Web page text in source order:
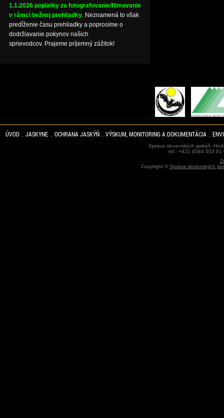
1.1.2026 poplatky za fotografovanie/filmovanie
v rámci bežnej prehliadky. Neznamená to však
predĺženie času prehliadky a poprosíme o
dodržiavanie pokynov našich
sprievodcov. Prajeme príjemný zážitok!
ÚVOD JASKYNE OCHRANA JASKÝŇ VÝSKUM, MONITORING A DOKUMENTÁCIA
Správa slovenských jaskýň,
tel.: +421 (0)44 553
Copyright ©Správa slovenských